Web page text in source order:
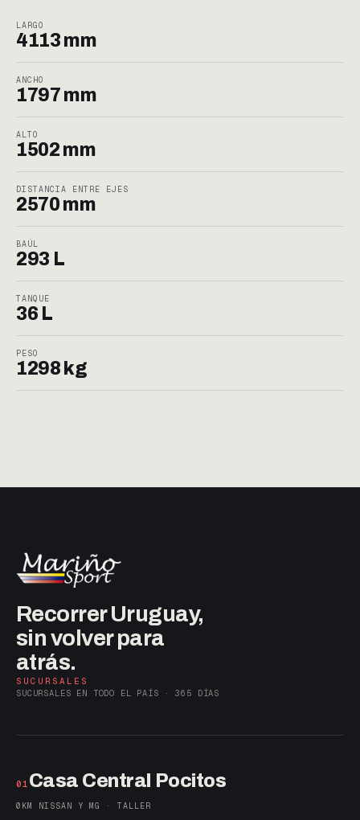
LARGO
4113 mm
ANCHO
1797 mm
ALTO
1502 mm
DISTANCIA ENTRE EJES
2570 mm
BAÚL
293 L
TANQUE
36 L
PESO
1298 kg
Recorrer Uruguay,
sin volver para
atrás.
SUCURSALES
SUCURSALES EN TODO EL PAÍS · 365 DÍAS
01 Casa Central Pocitos
0KM NISSAN Y MG · TALLER